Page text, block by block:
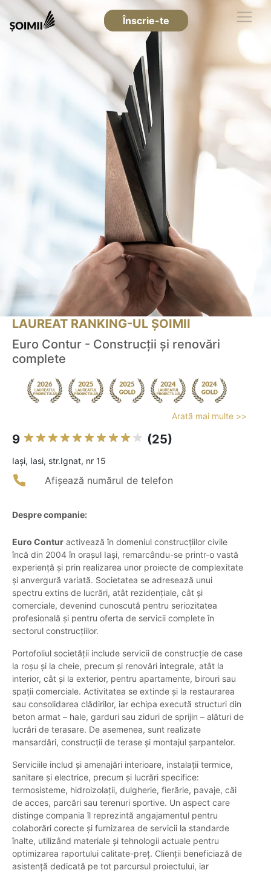
Înscrie-te
LAUREAT RANKING-UL ȘOIMII
Euro Contur - Construcții și renovări
complete
Arată mai multe >>
9 (25)
Iaşi, Iasi, str.Ignat, nr 15
Afișează numărul de telefon
Despre companie:
Euro Contur activează în domeniul construcțiilor civile
încă din 2004 în orașul Iași, remarcându-se printr-o vastă
experiență și prin realizarea unor proiecte de complexitate
și anvergură variată. Societatea se adresează unui
spectru extins de lucrări, atât rezidențiale, cât și
comerciale, devenind cunoscută pentru seriozitatea
profesională și pentru oferta de servicii complete în
sectorul construcțiilor.
Portofoliul societății include servicii de construcție de case
la roșu și la cheie, precum și renovări integrale, atât la
interior, cât și la exterior, pentru apartamente, birouri sau
spații comerciale. Activitatea se extinde și la restaurarea
sau consolidarea clădirilor, iar echipa execută structuri din
beton armat – hale, garduri sau ziduri de sprijin – alături de
lucrări de terasare. De asemenea, sunt realizate
mansardări, construcții de terase și montajul șarpantelor.
Serviciile includ și amenajări interioare, instalații termice,
sanitare și electrice, precum și lucrări specifice:
termosisteme, hidroizolații, dulgherie, fierărie, pavaje, căi
de acces, parcări sau terenuri sportive. Un aspect care
distinge compania îl reprezintă angajamentul pentru
colaborări corecte și furnizarea de servicii la standarde
înalte, utilizând materiale și tehnologii actuale pentru
optimizarea raportului calitate-preț. Clienții beneficiază de
asistență dedicată pe tot parcursul proiectului, iar